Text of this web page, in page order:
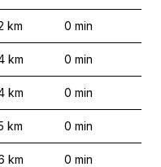
km 0 min
km 0 min
km 0 min
km 0 min
km 0 min